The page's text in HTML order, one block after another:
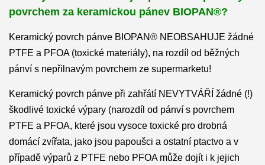
povrchem za keramickou pánev BIOPAN®?
Keramický povrch pánve BIOPAN® NEOBSAHUJE žádné
PTFE a PFOA (toxické materiály), na rozdíl od běžných
pánví s nepřilnavým povrchem ze supermarketu!
Keramický povrch pánve při zahřátí NEVYTVÁŘÍ žádné (!)
škodlivé toxické výpary (narozdíl od pánví s povrchem
PTFE a PFOA, které jsou vysoce toxické pro drobná
domácí zvířata, jako jsou papoušci a ostatní ptactvo a v
případě výparů z PTFE nebo PFOA může dojít i k jejich